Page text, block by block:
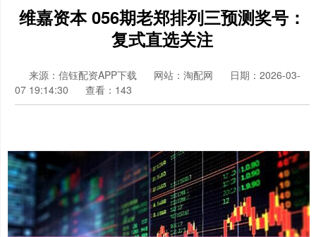
维嘉资本 056期老郑排列三预测奖号：
复式直选关注
来源：信钰配资APP下载 网站：淘配网
日期：2026-03-
07 19:14:30
查看：143